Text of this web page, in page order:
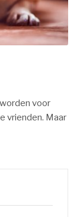
voor
vrienden. Maar